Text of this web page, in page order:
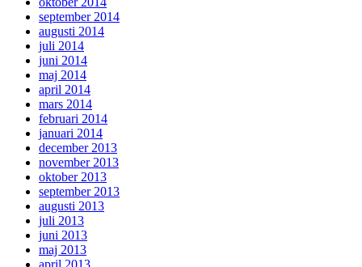
september 2014
augusti 2014
juli 2014
juni 2014
maj 2014
april 2014
mars 2014
februari 2014
januari 2014
december 2013
november 2013
oktober 2013
september 2013
augusti 2013
juli 2013
juni 2013
maj 2013
april 2013